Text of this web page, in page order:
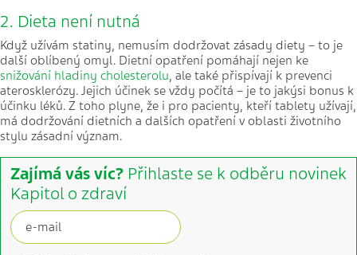
2. Dieta není nutná
Když užívám statiny, nemusím dodržovat zásady diety – to je
další oblíbený omyl. Dietní opatření pomáhají nejen ke
snižování hladiny cholesterolu, ale také přispívají k prevenci
aterosklerózy. Jejich účinek se vždy počítá – je to jakýsi bonus k
účinku léků. Z toho plyne, že i pro pacienty, kteří tablety užívají,
má dodržování dietních a dalších opatření v oblasti životního
stylu zásadní význam.
Zajímá vás víc? Přihlaste se k odběru novinek
Kapitol o zdraví